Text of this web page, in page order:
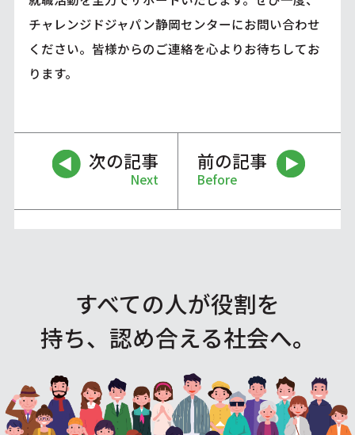
チャレンジドジャパン静岡センターにお問い合わせ
ください。皆様からのご連絡を心よりお待ちしてお
ります。
次の記事
Next
前の記事
Before
すべての人が役割を
持ち、認め合える社会へ。